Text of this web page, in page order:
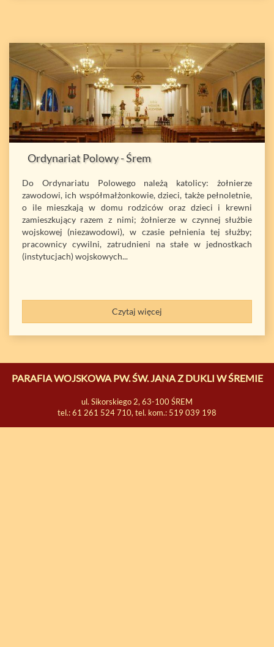
Ordynariat Polowy - Śrem
Do Ordynariatu Polowego należą katolicy: żołnierze
zawodowi, ich współmałżonkowie, dzieci, także pełnoletnie,
o ile mieszkają w domu rodziców oraz dzieci i krewni
zamieszkujący razem z nimi; żołnierze w czynnej służbie
wojskowej (niezawodowi), w czasie pełnienia tej służby;
pracownicy cywilni, zatrudnieni na stałe w jednostkach
(instytucjach) wojskowych...
Czytaj więcej
PARAFIA WOJSKOWA PW. ŚW. JANA Z DUKLI W ŚREMIE
ul. Sikorskiego 2, 63-100 ŚREM
tel.: 61 261 524 710, tel. kom.: 519 039 198